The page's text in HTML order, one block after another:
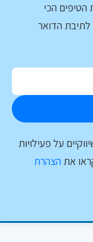
הטיפים הכי
לתיבת הדואר
על פעילויות
את הצהרת